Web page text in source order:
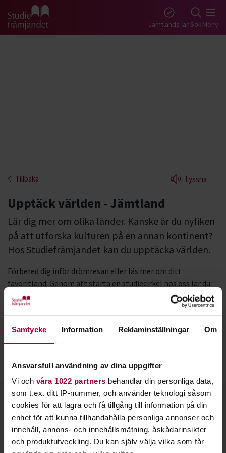
Samtycke Information Reklaminställningar Om
Ansvarsfull användning av dina uppgifter
Vi och våra 1022 partners behandlar din personliga data,
som t.ex. ditt IP-nummer, och använder teknologi såsom
cookies för att lagra och få tillgång till information på din
enhet för att kunna tillhandahålla personliga annonser och
innehåll, annons- och innehållsmätning, åskådarinsikter
och produktutveckling. Du kan själv välja vilka som får
Gå till studiefrämjandets startsida Jämtlands länSökMeny
Tillbaka Lyssna
Upptäck världen - Jämtland
Lär dig mer om olika länder. Kanske är du nyfiken
på att utforska kulturen på en annan kontinent?
Hos Studiefrämjandet kan du upptäcka världen.
Förbered dig inför drömresan eller läs mer om ditt
favoritland. Genom att starta en studiecirkel hos oss lär du
dig, tillsammans med andra, mer om andra länders kultur
och historia.
Det är inte alltid nödvändigt att resa för att upptäcka nya
länder. Men om du ska tillbringa tid i ett annat land kan det
du reser.
Kontakt